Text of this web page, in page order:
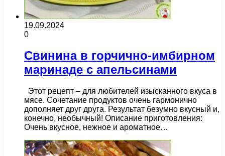
19.09.2024
0
Свинина в горчично-имбирном
маринаде с апельсинами
Этот рецепт – для любителей изысканного вкуса в
мясе. Сочетание продуктов очень гармонично
дополняет друг друга. Результат безумно вкусный и,
конечно, необычный! Описание приготовления:
Очень вкусное, нежное и ароматное…